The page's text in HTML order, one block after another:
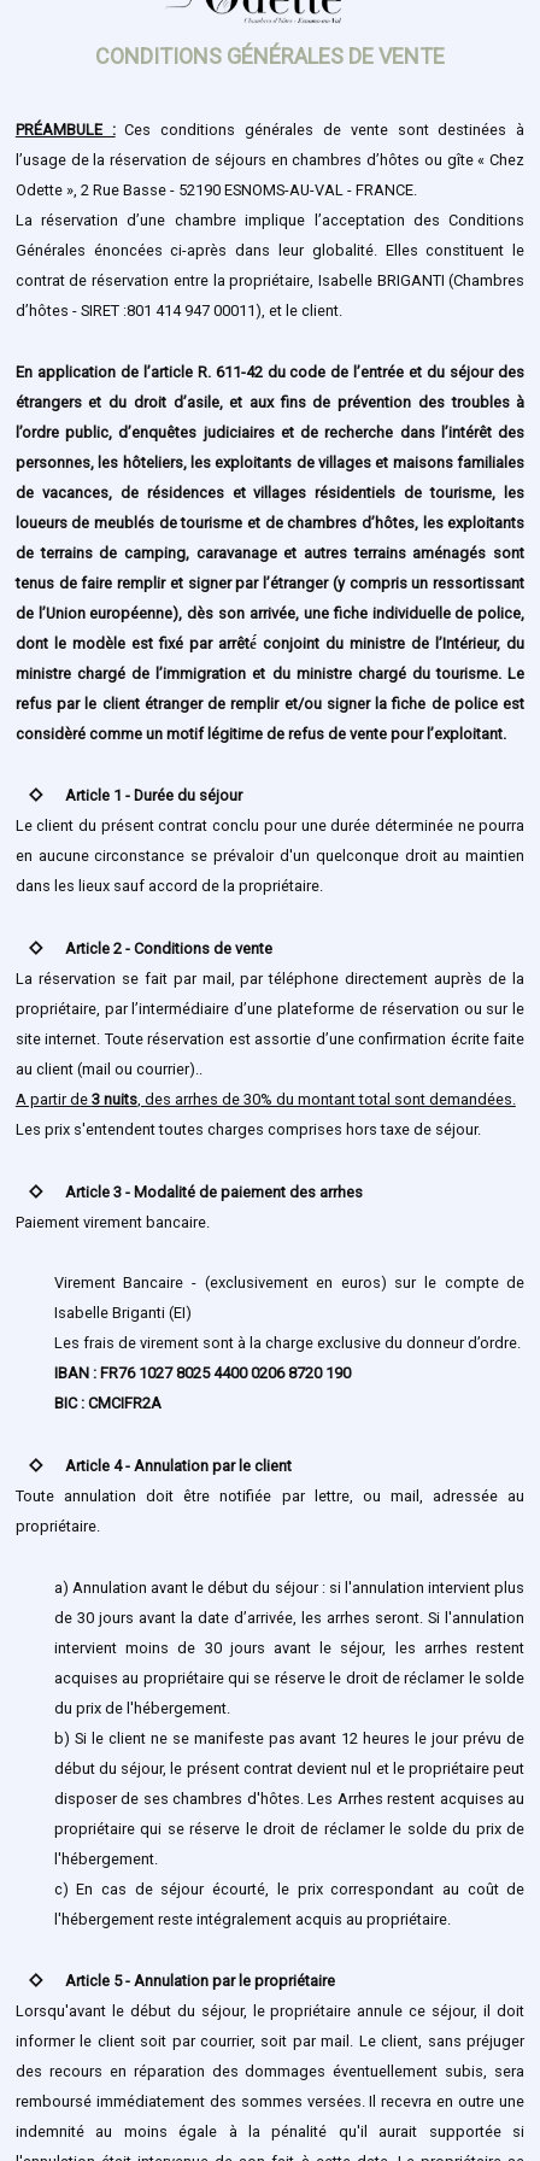
CONDITIONS GÉNÉRALES DE VENTE
PRÉAMBULE :Ces conditions générales de vente sont destinées à
l’usage de la réservation de séjours en chambres d’hôtes ou gîte « Chez
Odette », 2 Rue Basse - 52190 ESNOMS-AU-VAL - FRANCE.
La réservation d’une chambre implique l’acceptation des Conditions
Générales énoncées ci-après dans leur globalité. Elles constituent le
contrat de réservation entre la propriétaire, Isabelle BRIGANTI (Chambres
d’hôtes - SIRET :801 414 947 00011), et le client.
En application de l’article R. 611-42 du code de l’entrée et du séjour des
étrangers et du droit d’asile, et aux fins de prévention des troubles à
l’ordre public, d’enquêtes judiciaires et de recherche dans l’intérêt des
personnes, les hôteliers, les exploitants de villages et maisons familiales
de vacances, de résidences et villages résidentiels de tourisme, les
loueurs de meublés de tourisme et de chambres d’hôtes, les exploitants
de terrains de camping, caravanage et autres terrains aménagés sont
tenus de faire remplir et signer par l’étranger (y compris un ressortissant
de l’Union européenne), dès son arrivée, une fiche individuelle de police,
dont le modèle est fixé par arrêté́ conjoint du ministre de l’Intérieur, du
ministre chargé de l’immigration et du ministre chargé du tourisme. Le
refus par le client étranger de remplir et/ou signer la fiche de police est
considèré comme un motif légitime de refus de vente pour l’exploitant.
stat_0
Article 1 - Durée du séjour
Le client du présent contrat conclu pour une durée déterminée ne pourra
en aucune circonstance se prévaloir d'un quelconque droit au maintien
dans les lieux sauf accord de la propriétaire.
stat_0
Article 2 - Conditions de vente
La réservation se fait par mail, par téléphone directement auprès de la
propriétaire, par l’intermédiaire d’une plateforme de réservation ou sur le
site internet. Toute réservation est assortie d’une confirmation écrite faite
au client (mail ou courrier)..
A partir de 3 nuits, des arrhes de 30% du montant total sont demandées.
Les prix s'entendent toutes charges comprises hors taxe de séjour.
stat_0
Article 3 - Modalité de paiement des arrhes
Paiement virement bancaire.
Virement Bancaire - (exclusivement en euros) sur le compte de
Isabelle Briganti (EI)
Les frais de virement sont à la charge exclusive du donneur d’ordre.
IBAN : FR76 1027 8025 4400 0206 8720 190
BIC : CMCIFR2A
stat_0
Article 4 - Annulation par le client
Toute annulation doit être notifiée par lettre, ou mail, adressée au
propriétaire.
a) Annulation avant le début du séjour : si l'annulation intervient plus
de 30 jours avant la date d’arrivée, les arrhes seront. Si l'annulation
intervient moins de 30 jours avant le séjour, les arrhes restent
acquises au propriétaire qui se réserve le droit de réclamer le solde
du prix de l'hébergement.
b) Si le client ne se manifeste pas avant 12 heures le jour prévu de
début du séjour, le présent contrat devient nul et le propriétaire peut
disposer de ses chambres d'hôtes. Les Arrhes restent acquises au
propriétaire qui se réserve le droit de réclamer le solde du prix de
l'hébergement.
c) En cas de séjour écourté, le prix correspondant au coût de
l'hébergement reste intégralement acquis au propriétaire.
stat_0
Article 5 - Annulation par le propriétaire
Lorsqu'avant le début du séjour, le propriétaire annule ce séjour, il doit
informer le client soit par courrier, soit par mail. Le client, sans préjuger
des recours en réparation des dommages éventuellement subis, sera
remboursé immédiatement des sommes versées. Il recevra en outre une
indemnité au moins égale à la pénalité qu'il aurait supportée si